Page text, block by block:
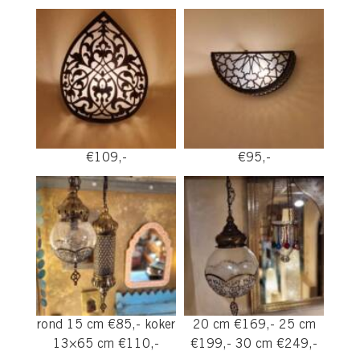
€109,- €95,-
rond 15 cm €85,- koker
13×65 cm €110,-
20 cm €169,- 25 cm
€199,- 30 cm €249,-